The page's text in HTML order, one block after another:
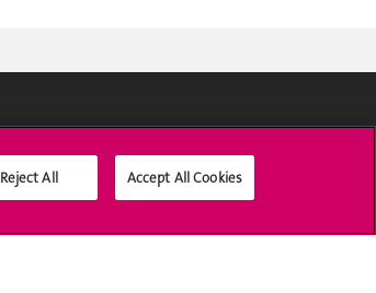
Reject All Accept All Cookies